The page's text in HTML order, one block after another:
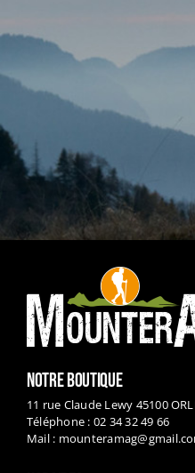
NOTRE BOUTIQUE
Téléphone : 02 34 32 49 66
Mail :
HORAIRES